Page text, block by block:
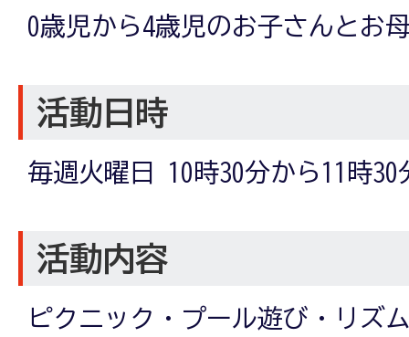
0歳児から4歳児のお子さんとお
活動日時
毎週火曜日 10時30分から11時30
活動内容
ピクニック・プール遊び・リズ